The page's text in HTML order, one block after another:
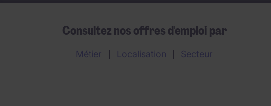
Consultez nos offres d'emploi par
Métier Localisation Secteur